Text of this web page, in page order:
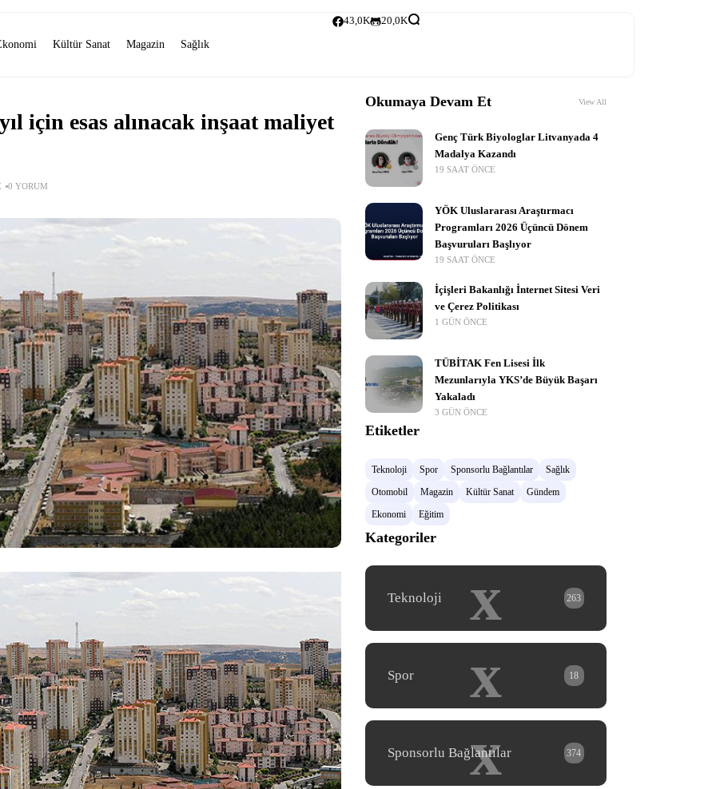
Kültür Sanat Magazin Sağlık
43,0K 20,0K
için esas alınacak inşaat maliyet
0 YORUM
Okumaya Devam Et View All
Genç Türk Biyologlar Litvanyada 4
Madalya Kazandı
19 SAAT ÖNCE
YÖK Uluslararası Araştırmacı
Programları 2026 Üçüncü Dönem
Başvuruları Başlıyor
19 SAAT ÖNCE
İçişleri Bakanlığı İnternet Sitesi Veri
ve Çerez Politikası
1 GÜN ÖNCE
TÜBİTAK Fen Lisesi İlk
Mezunlarıyla YKS’de Büyük Başarı
Yakaladı
3 GÜN ÖNCE
Etiketler
Teknoloji Spor Sponsorlu Bağlantılar
Sağlık
Otomobil
Magazin Kültür Sanat
Gündem
Ekonomi
Eğitim
Kategoriler
x
Teknoloji 263
x
Spor 18
x
Sponsorlu Bağlantılar 374